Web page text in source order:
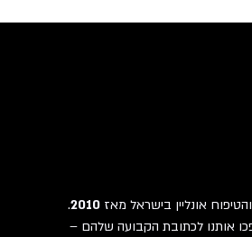
אונליין בישראל מאז2010
.
אותנו לכתובת הקבועה שלהם –